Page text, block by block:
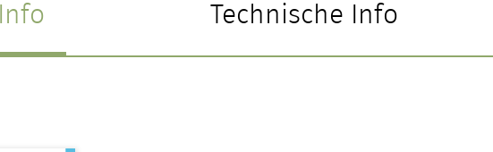
Technische Info